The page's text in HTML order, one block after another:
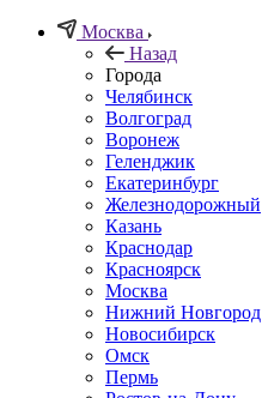
Москва
Назад
Города
Челябинск
Волгоград
Воронеж
Геленджик
Екатеринбург
Железнодорожный
Казань
Краснодар
Красноярск
Москва
Нижний Новгород
Новосибирск
Омск
Пермь